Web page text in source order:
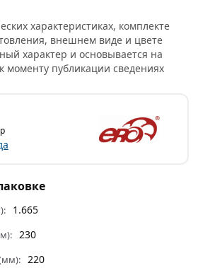
характеристиках, комплекте
внешнем виде и цвете
характер и основывается на
моменту публикации сведениях
1.665
230
220